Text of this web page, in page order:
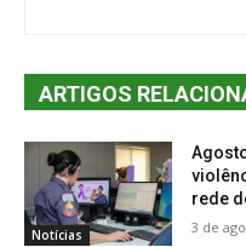
ARTIGOS
Notícias
rede
3 de